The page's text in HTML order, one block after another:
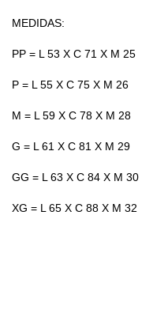
MEDIDAS:
PP = L 53 X C 71 X M 25
P = L 55 X C 75 X M 26
M = L 59 X C 78 X M 28
G = L 61 X C 81 X M 29
GG = L 63 X C 84 X M 30
XG = L 65 X C 88 X M 32